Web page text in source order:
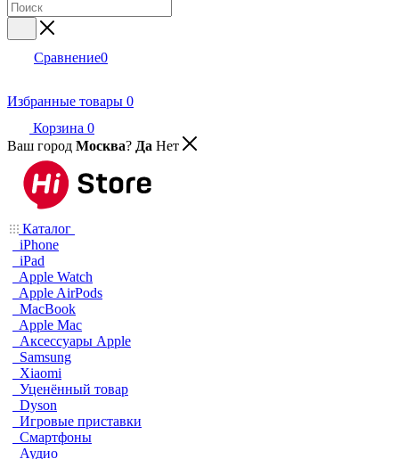
Сравнение0
Избранные товары 0
Корзина 0
Ваш город Москва? Да Нет
Каталог
iPhone
iPad
Apple Watch
Apple AirPods
MacBook
Apple Mac
Аксессуары Apple
Samsung
Xiaomi
Уценённый товар
Dyson
Игровые приставки
Смартфоны
Аудио